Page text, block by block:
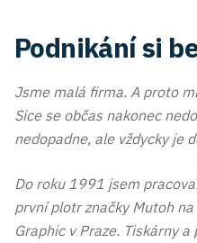
Podnikání si
Jsme malá firma. A proto
Sice se občas nakonec
nedopadne, ale vždycky je
Do roku 1991 jsem
první plotr značky Mutoh
Graphic v Praze. Tiskárny